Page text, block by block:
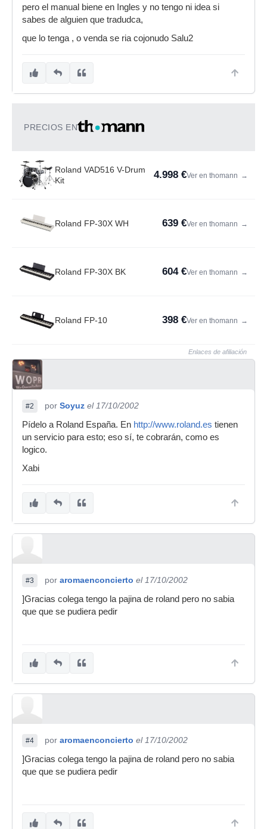
pero el manual biene en Ingles y no tengo ni idea si
sabes de alguien que tradudca,
que lo tenga , o venda se ria cojonudo Salu2
PRECIOS EN
Roland VAD516 V-Drum
Kit
4.998 €Ver en thomann →
Roland FP-30X WH 639 €Ver en thomann →
Roland FP-30X BK 604 €Ver en thomann →
Roland FP-10 398 €Ver en thomann →
Enlaces de afiliación
#2 por Soyuz el 17/10/2002
Pídelo a Roland España. En http://www.roland.es tienen
un servicio para esto; eso sí, te cobrarán, como es
logico.
Xabi
#3 por aromaenconcierto el 17/10/2002
]Gracias colega tengo la pajina de roland pero no sabia
que que se pudiera pedir
#4 por aromaenconcierto el 17/10/2002
]Gracias colega tengo la pajina de roland pero no sabia
que que se pudiera pedir